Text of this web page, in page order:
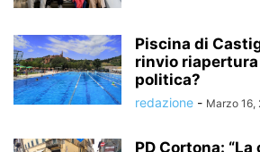
Piscina di
rinvio
politica?
redazione - Marzo 16,
PD Cortona: